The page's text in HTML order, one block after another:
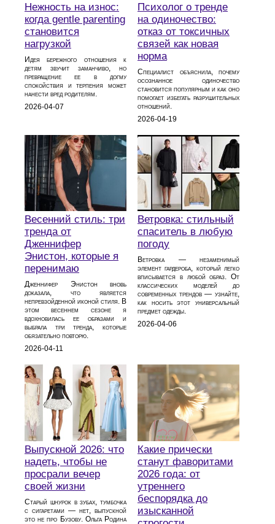
Нежность на износ:
когда gentle parenting
становится
нагрузкой
Идея бережного отношения к
детям звучит заманчиво, но
превращение ее в догму
спокойствия и терпения может
нанести вред родителям.
2026-04-07
Психолог о тренде
на одиночество:
отказ от токсичных
связей как новая
норма
Специалист объяснила, почему
осознанное одиночество
становится популярным и как оно
помогает избегать разрушительных
отношений.
2026-04-19
Весенний стиль: три
тренда от
Дженнифер
Энистон, которые я
перенимаю
Дженнифер Энистон вновь
доказала, что является
непревзойденной иконой стиля. В
этом весеннем сезоне я
вдохновилась ее образами и
выбрала три тренда, которые
обязательно повторю.
2026-04-11
Ветровка: стильный
спаситель в любую
погоду
Ветровка — незаменимый
элемент гардероба, который легко
вписывается в любой образ. От
классических моделей до
современных трендов — узнайте,
как носить этот универсальный
предмет одежды.
2026-04-06
Выпускной 2026: что
надеть, чтобы не
просрали вечер
своей жизни
Старый шнурок в зубах, тумбочка
с сигаретами — нет, выпускной
это не про Бузову. Ольга Родина
Какие прически
станут фаворитами
2026 года: от
утреннего
беспорядка до
изысканной